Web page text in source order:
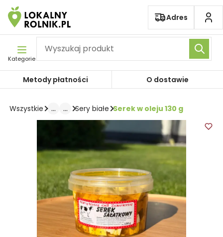
Pomiń nawigację
Adres
Kategorie
Metody płatności O dostawie
Wszystkie ... ... Sery białe Serek w oleju 130 g